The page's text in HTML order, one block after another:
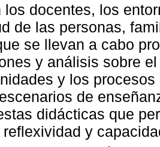
los docentes, los
de las personas,
se llevan a cabo
y análisis sobre
y los
de
didácticas que
reflexividad y